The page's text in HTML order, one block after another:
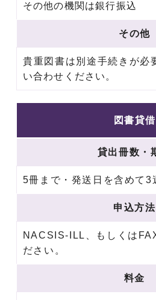
その他の機関は銀行振込
その他
貴重図書は別途手続きが必
い合わせください。
図書貸借
貸出冊数・
5冊まで・発送日を含めて3
申込方法
NACSIS-ILL、もしくは
ださい。
料金